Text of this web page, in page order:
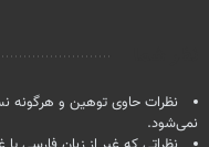
نظرات حاوی توهین و هرگونه
نمی‌شود.